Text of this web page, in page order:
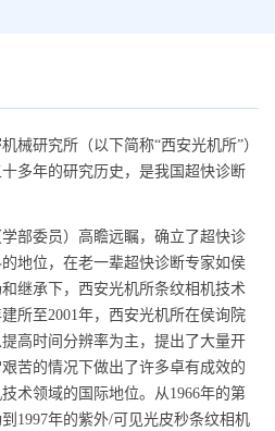
研究所（以下简称“西安光机所”）
多年的研究历史，是我国超快诊断
委员）高瞻远瞩，确立了超快诊
地位，在老一辈超快诊断专家如侯
继承下，西安光机所条纹相机技术
所至2001年，西安光机所在侯询院
高时间分辨率为主，提出了大量开
苦的情况下做出了许多卓有成效的
术领域的国际地位。从1966年的第
1997年的紫外/可见光皮秒条纹相机